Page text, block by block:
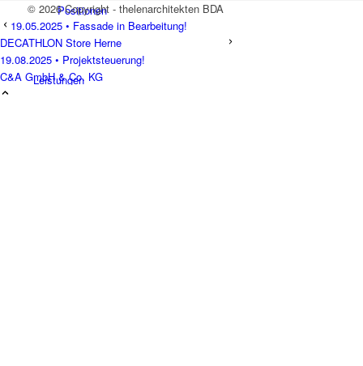
Positionen
Leistungen
© 2026 Copyright - thelenarchitekten BDA
19.05.2025 • Fassade in Bearbeitung!
DECATHLON Store Herne
19.08.2025 • Projektsteuerung!
C&A GmbH & Co. KG